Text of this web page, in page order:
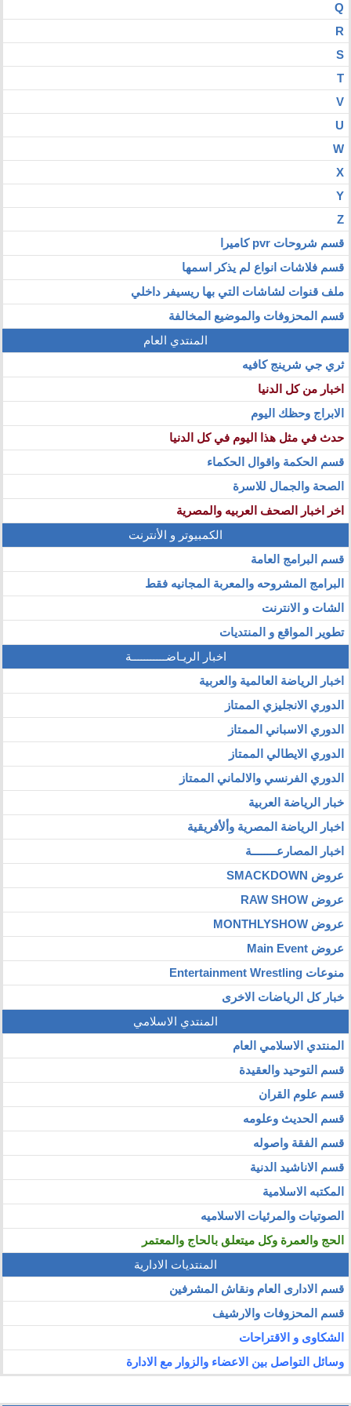
Q
R
S
T
V
U
W
X
Y
Z
قسم شروحات pvr كاميرا
قسم فلاشات انواع لم يذكر اسمها
ملف قنوات لشاشات التي بها ريسيفر داخلي
قسم المحزوفات والموضيع المخالفة
المنتدي العام
ثري جي شرينج كافيه
اخبار من كل الدنيا
الابراج وحظك اليوم
حدث في مثل هذا اليوم في كل الدنيا
قسم الحكمة واقوال الحكماء
الصحة والجمال للاسرة
اخر اخبار الصحف العربيه والمصرية
الكمبيوتر و الأنترنت
قسم البرامج العامة
البرامج المشروحه والمعربة المجانيه فقط
الشات و الانترنت
تطوير المواقع و المنتديات
اخبار الريـاضـــــــــــة
اخبار الرياضة العالمية والعربية
الدوري الانجليزي الممتاز
الدوري الاسباني الممتاز
الدوري الايطالي الممتاز
الدوري الفرنسي والالماني الممتاز
خبار الرياضة العربية
اخبار الرياضة المصرية وألأفريقية
اخبار المصارعــــــــة
عروض SMACKDOWN
عروض RAW SHOW
عروض MONTHLYSHOW
عروض Main Event
منوعات Entertainment Wrestling
خبار كل الرياضات الاخرى
المنتدي الاسلامي
المنتدي الاسلامي العام
قسم التوحيد والعقيدة
قسم علوم القران
قسم الحديث وعلومه
قسم الفقة واصوله
قسم الاناشيد الدنية
المكتبه الاسلامية
الصوتيات والمرئيات الاسلاميه
الحج والعمرة وكل ميتعلق بالحاج والمعتمر
المنتديات الادارية
قسم الادارى العام ونقاش المشرفين
قسم المحزوفات والارشيف
الشكاوى و الاقتراحات
وسائل التواصل بين الاعضاء والزوار مع الادارة